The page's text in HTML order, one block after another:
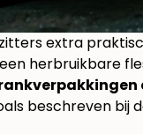
extra
herbruikbare
beschreven bij